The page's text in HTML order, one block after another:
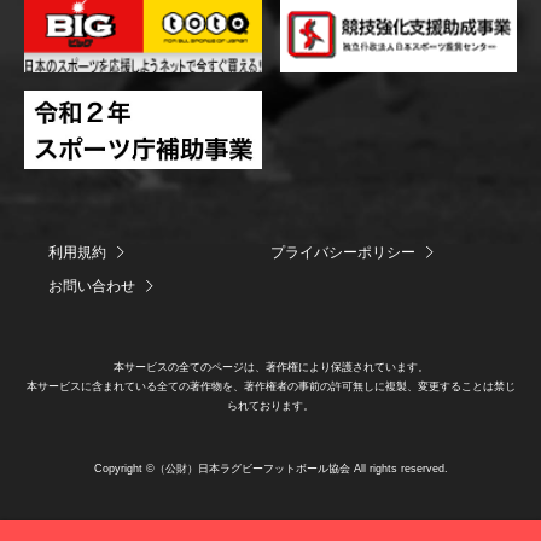
利用規約
プライバシーポリシー
お問い合わせ
本サービスの全てのページは、著作権により保護されています。
本サービスに含まれている全ての著作物を、著作権者の事前の許可無しに複製、変更することは禁じ
られております。
Copyright ©（公財）日本ラグビーフットボール協会 All rights reserved.